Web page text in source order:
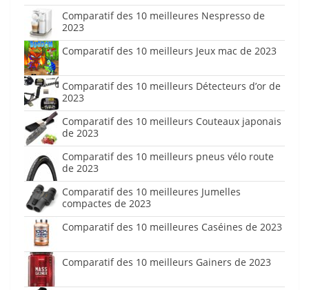
Comparatif des 10 meilleures Nespresso de
2023
Comparatif des 10 meilleurs Jeux mac de 2023
Comparatif des 10 meilleurs Détecteurs d’or de
2023
Comparatif des 10 meilleurs Couteaux japonais
de 2023
Comparatif des 10 meilleurs pneus vélo route
de 2023
Comparatif des 10 meilleures Jumelles
compactes de 2023
Comparatif des 10 meilleures Caséines de 2023
Comparatif des 10 meilleurs Gainers de 2023